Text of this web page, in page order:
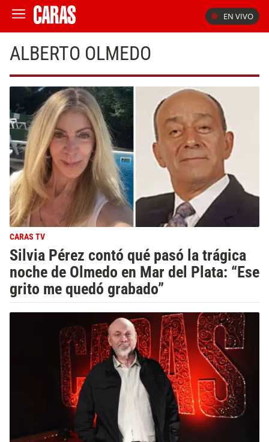
EN VIVO
ALBERTO OLMEDO
CARAS TV
Silvia Pérez contó qué pasó la trágica
noche de Olmedo en Mar del Plata: “Ese
grito me quedó grabado”